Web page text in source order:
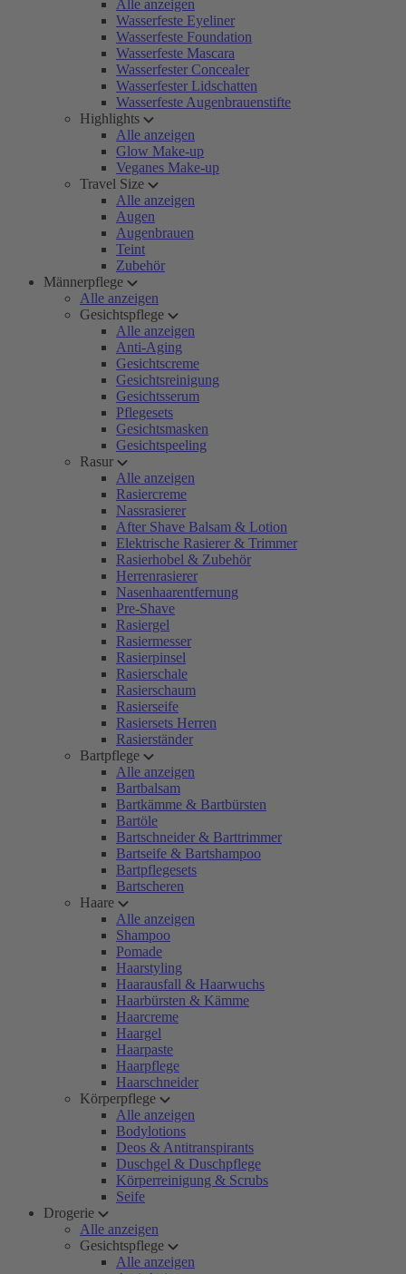
Alle anzeigen
Wasserfeste Eyeliner
Wasserfeste Foundation
Wasserfeste Mascara
Wasserfester Concealer
Wasserfester Lidschatten
Wasserfeste Augenbrauenstifte
Highlights
Alle anzeigen
Glow Make-up
Veganes Make-up
Travel Size
Alle anzeigen
Augen
Augenbrauen
Teint
Zubehör
Männerpflege
Alle anzeigen
Gesichtspflege
Alle anzeigen
Anti-Aging
Gesichtscreme
Gesichtsreinigung
Gesichtsserum
Pflegesets
Gesichtsmasken
Gesichtspeeling
Rasur
Alle anzeigen
Rasiercreme
Nassrasierer
After Shave Balsam & Lotion
Elektrische Rasierer & Trimmer
Rasierhobel & Zubehör
Herrenrasierer
Nasenhaarentfernung
Pre-Shave
Rasiergel
Rasiermesser
Rasierpinsel
Rasierschale
Rasierschaum
Rasierseife
Rasiersets Herren
Rasierständer
Bartpflege
Alle anzeigen
Bartbalsam
Bartkämme & Bartbürsten
Bartöle
Bartschneider & Barttrimmer
Bartseife & Bartshampoo
Bartpflegesets
Bartscheren
Haare
Alle anzeigen
Shampoo
Pomade
Haarstyling
Haarausfall & Haarwuchs
Haarbürsten & Kämme
Haarcreme
Haargel
Haarpaste
Haarpflege
Haarschneider
Körperpflege
Alle anzeigen
Bodylotions
Deos & Antitranspirants
Duschgel & Duschpflege
Körperreinigung & Scrubs
Seife
Drogerie
Alle anzeigen
Gesichtspflege
Alle anzeigen